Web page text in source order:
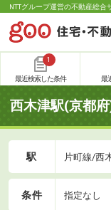
NTTグループ運営の不動産総合
1
最近検索した条件 最
西木津駅(京都
駅 片町線/西
条件 指定なし